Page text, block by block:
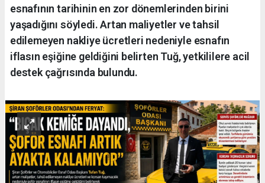
esnafının tarihinin en zor dönemlerinden birini
yaşadığını söyledi. Artan maliyetler ve tahsil
edilemeyen nakliye ücretleri nedeniyle esnafın
iflasın eşiğine geldiğini belirten Tuğ, yetkililere acil
destek çağrısında bulundu.